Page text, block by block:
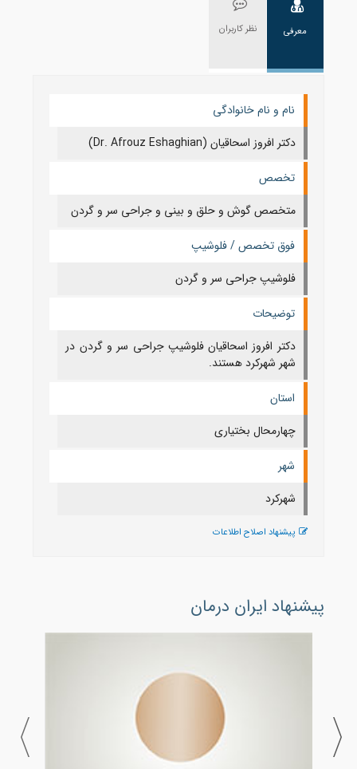
معرفی نظر کاربران
نام و نام خانوادگی
دکتر افروز اسحاقیان (Dr. Afrouz Eshaghian)
تخصص
متخصص گوش و حلق و بینی و جراحی سر و گردن
فوق تخصص / فلوشیپ
فلوشیپ جراحی سر و گردن
توضیحات
دکتر افروز اسحاقیان فلوشیپ جراحی سر و گردن در
شهر شهرکرد هستند.
استان
چهارمحال بختياری
شهر
شهركرد
پیشنهاد اصلاح اطلاعات
پیشنهاد ایران درمان